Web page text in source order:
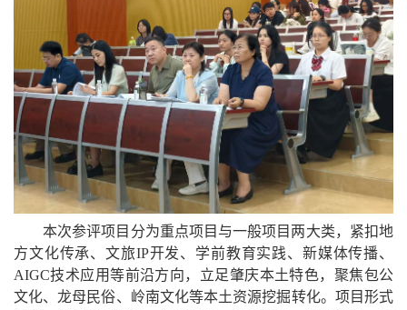
本次参评项目分为重点项目与一般项目两大类，紧扣地
方文化传承、文旅IP开发、学前教育实践、新媒体传播、
AIGC技术应用等前沿方向，立足肇庆本土特色，聚焦包公
文化、龙母民俗、岭南文化等本土资源挖掘转化。项目形式